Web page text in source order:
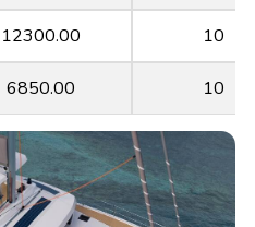
12300.00 10
6850.00 10